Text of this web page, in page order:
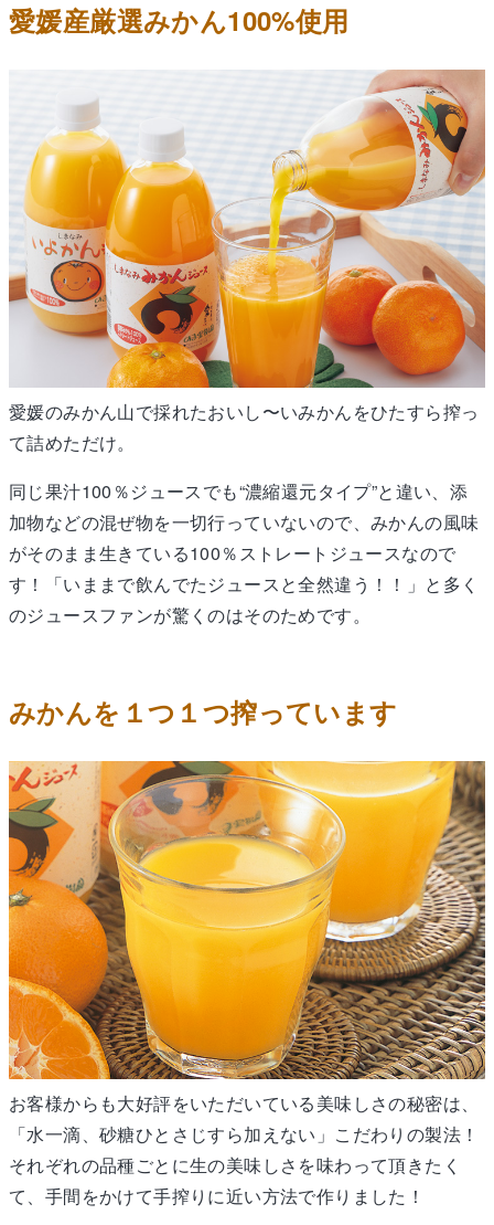
愛媛産厳選みかん100%使用
愛媛のみかん山で採れたおいし〜いみかんをひたすら搾っ
て詰めただけ。
同じ果汁100％ジュースでも“濃縮還元タイプ”と違い、添
加物などの混ぜ物を一切行っていないので、みかんの風味
がそのまま生きている100％ストレートジュースなので
す！「いままで飲んでたジュースと全然違う！！」と多く
のジュースファンが驚くのはそのためです。
みかんを１つ１つ搾っています
お客様からも大好評をいただいている美味しさの秘密は、
「水一滴、砂糖ひとさじすら加えない」こだわりの製法！
それぞれの品種ごとに生の美味しさを味わって頂きたく
て、手間をかけて手搾りに近い方法で作りました！